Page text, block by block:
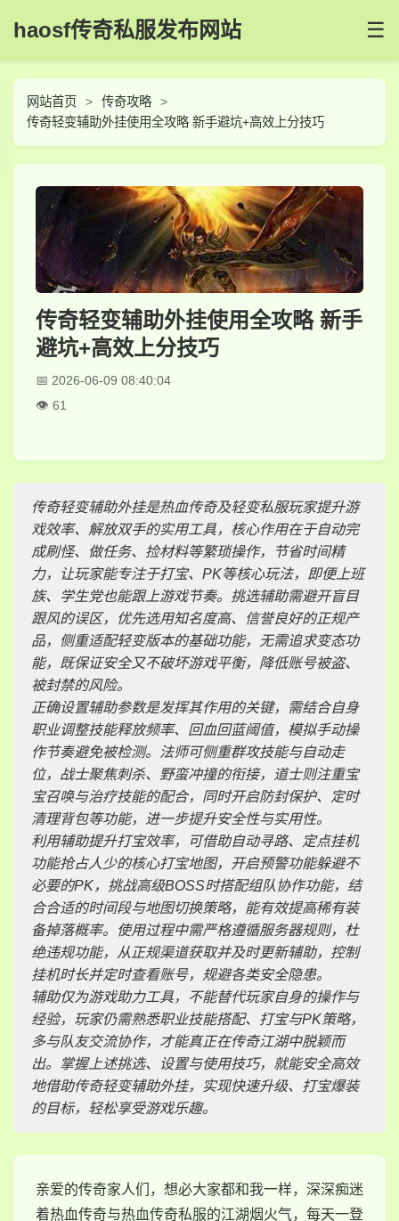
haosf传奇私服发布网站 ☰
网站首页
传奇攻略
传奇轻变辅助外挂使用全攻略 新手避坑+高效上分技巧
传奇轻变辅助外挂使用全攻略 新手
避坑+高效上分技巧
2026-06-09 08:40:04
61
传奇轻变辅助外挂是热血传奇及轻变私服玩家提升游
戏效率、解放双手的实用工具，核心作用在于自动完
成刷怪、做任务、捡材料等繁琐操作，节省时间精
力，让玩家能专注于打宝、PK等核心玩法，即便上班
族、学生党也能跟上游戏节奏。挑选辅助需避开盲目
跟风的误区，优先选用知名度高、信誉良好的正规产
品，侧重适配轻变版本的基础功能，无需追求变态功
能，既保证安全又不破坏游戏平衡，降低账号被盗、
被封禁的风险。
正确设置辅助参数是发挥其作用的关键，需结合自身
职业调整技能释放频率、回血回蓝阈值，模拟手动操
作节奏避免被检测。法师可侧重群攻技能与自动走
位，战士聚焦刺杀、野蛮冲撞的衔接，道士则注重宝
宝召唤与治疗技能的配合，同时开启防封保护、定时
清理背包等功能，进一步提升安全性与实用性。
利用辅助提升打宝效率，可借助自动寻路、定点挂机
功能抢占人少的核心打宝地图，开启预警功能躲避不
必要的PK，挑战高级BOSS时搭配组队协作功能，结
合合适的时间段与地图切换策略，能有效提高稀有装
备掉落概率。使用过程中需严格遵循服务器规则，杜
绝违规功能，从正规渠道获取并及时更新辅助，控制
挂机时长并定时查看账号，规避各类安全隐患。
辅助仅为游戏助力工具，不能替代玩家自身的操作与
经验，玩家仍需熟悉职业技能搭配、打宝与PK策略，
多与队友交流协作，才能真正在传奇江湖中脱颖而
出。掌握上述挑选、设置与使用技巧，就能安全高效
地借助传奇轻变辅助外挂，实现快速升级、打宝爆装
的目标，轻松享受游戏乐趣。
亲爱的传奇家人们，想必大家都和我一样，深深痴迷
着热血传奇与热血传奇私服的江湖烟火气，每天一登